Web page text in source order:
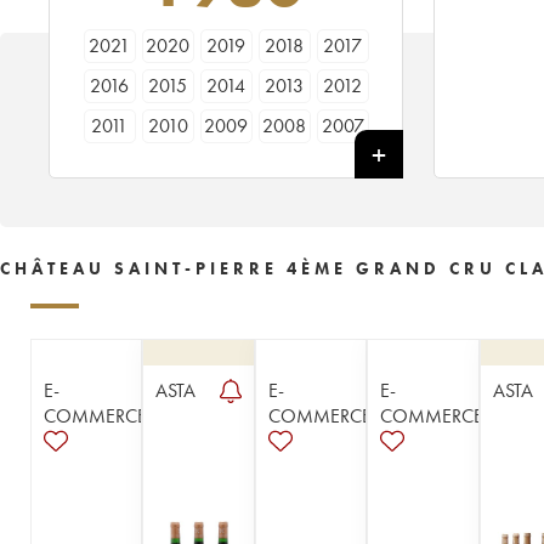
2021 2020 2019 2018
2017
2016
2015 2014 2013
2012
2011
2010 2009 2008
2007
1980 1979
1976
1974 1971
1970
1959
CHÂTEAU SAINT-PIERRE 4ÈME GRAND CRU
E-
COMMERCE
ASTA
E-
COMMERCE
E-
COMMERCE
ASTA